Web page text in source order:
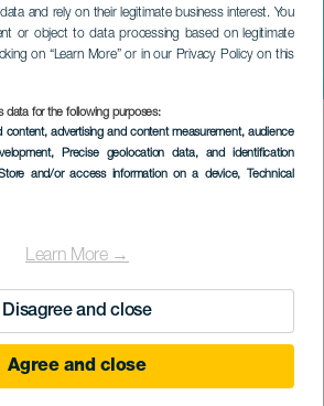
and rely on their legitimate business interest. You
or object to data processing based on legitimate
on “Learn More” or in our Privacy Policy on this
data for the following purposes:
content, advertising and content measurement, audience
, Precise geolocation data, and identification
and/or access information on a device, Technical
Learn More →
Disagree and close
Agree and close
kansanmusiikki -
Village